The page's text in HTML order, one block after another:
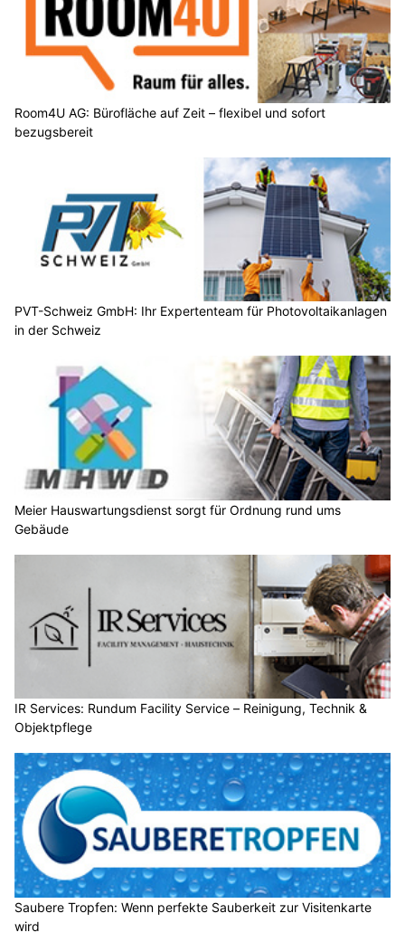
Room4U AG: Bürofläche auf Zeit – flexibel und sofort
bezugsbereit
PVT-Schweiz GmbH: Ihr Expertenteam für Photovoltaikanlagen
in der Schweiz
Meier Hauswartungsdienst sorgt für Ordnung rund ums
Gebäude
IR Services: Rundum Facility Service – Reinigung, Technik &
Objektpflege
Saubere Tropfen: Wenn perfekte Sauberkeit zur Visitenkarte
wird